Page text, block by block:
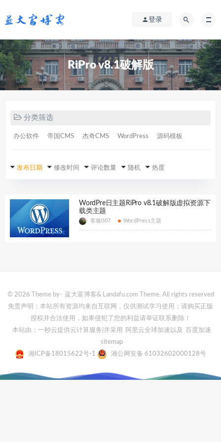
登录
RiPro v8.1破解版
分类筛选
办公软件 帝国CMS 杰奇CMS WordPress 源码模板
发布日期 修改时间 评论数量 随机 热度
WordPre日主题RiPro v8.1破解版虚拟资源下
载类主题
客服007 WordPress主题
© 2026 Theme by- 蓝大富博客& Landafu.com Theme. All rights reserved
免责声明：本站所有资源均来自互联网，仅供测试学习使用；请购买正版
授权并合法使用，如果侵犯了您的利益请举证联系删除！
本站由：一秒云提供云计算服务 |并采用 阿里云全球加速 以及
百度加速
sitemap
湘ICP备18015622号-1
湘公网安备 61032602000128号